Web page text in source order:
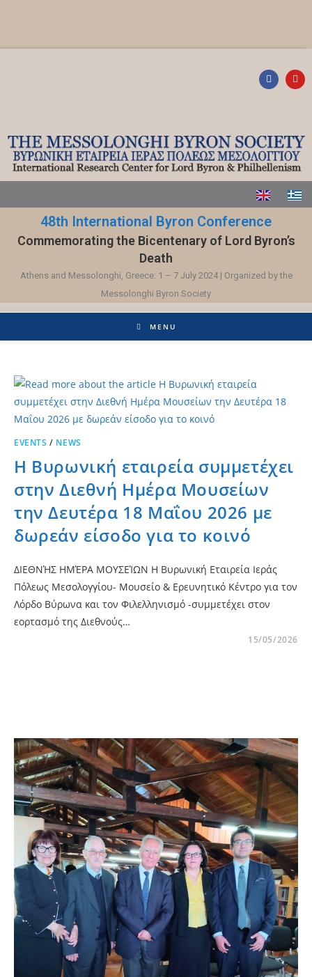
48th International Byron Conference
Commemorating the Bicentenary of Lord Byron’s
Death
Athens and Messolonghi, Greece: 1 – 7 July 2024 | Organized by the
Messolonghi Byron Society
MENU
EVENTS / NEWS
Η Βυρωνική εταιρεία συμμετέχει
στην Διεθνή Ημέρα Μουσείων
την Δευτέρα 18 Μαΐου 2026 με
δωρεάν είσοδο για το κοινό
ΔΙΕΘΝΉΣ ΗΜΈΡΑ ΜΟΥΣΕΊΩΝ Η Βυρωνική Εταιρεία Ιεράς
Πόλεως Μεσολογγίου- Μουσείο & Ερευνητικό Κέντρο για τον
Λόρδο Βύρωνα και τον Φιλελληνισμό -συμμετέχει στον
εορτασμό της Διεθνούς…
15/05/2026